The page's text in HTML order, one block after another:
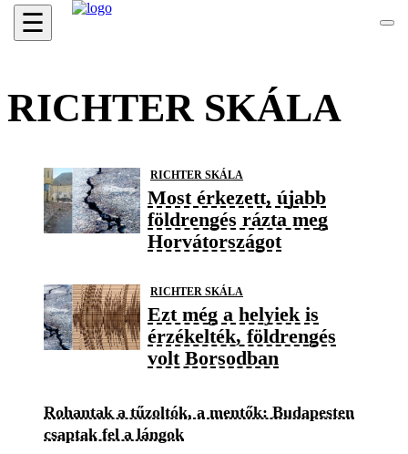
☰
RICHTER SKÁLA
RICHTER SKÁLA
Most érkezett, újabb
földrengés rázta meg
Horvátországot
RICHTER SKÁLA
Ezt még a helyiek is
érzékelték, földrengés
volt Borsodban
Rohantak a tűzoltók, a mentők: Budapesten
csaptak fel a lángok